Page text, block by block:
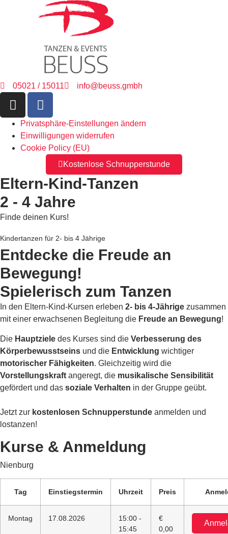
05021 / 15011 info@beuss.gmbh
Privatsphäre-Einstellungen ändern
Einwilligungen widerrufen
Cookie Policy (EU)
Kostenlose Schnupperstunde
Eltern-Kind-Tanzen
2 - 4 Jahre
Finde deinen Kurs!
Kindertanzen für 2- bis 4 Jährige
Entdecke die Freude an
Bewegung!
Spielerisch zum Tanzen
In den Eltern-Kind-Kursen erleben 2- bis 4-Jährige zusammen
mit einer erwachsenen Begleitung die Freude an Bewegung!
Die Hauptziele des Kurses sind die Verbesserung des
Körperbewusstseins und die Entwicklung wichtiger
motorischer Fähigkeiten. Gleichzeitig wird die
Vorstellungskraft angeregt, die musikalische Sensibilität
gefördert und das soziale Verhalten in der Gruppe geübt.
Jetzt zur kostenlosen Schnupperstunde anmelden und
lostanzen!
Kurse & Anmeldung
Nienburg
Tag Einstiegstermin Uhrzeit Preis
Montag 17.08.2026
15:00 -
15:45
€
0,00